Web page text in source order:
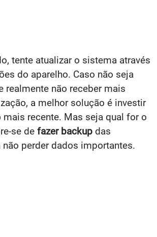
tente atualizar o sistema através
do aparelho. Caso não seja
realmente não receber mais
a melhor solução é investir
recente. Mas seja qual for o
se de fazer backup das
não perder dados importantes.